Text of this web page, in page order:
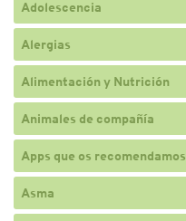
Adolescencia
Alergias
Alimentación y Nutrición
Animales de compañía
Apps que os recomendamos
Asma